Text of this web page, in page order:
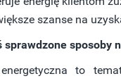
szanse na
sprawdzone sposoby
to